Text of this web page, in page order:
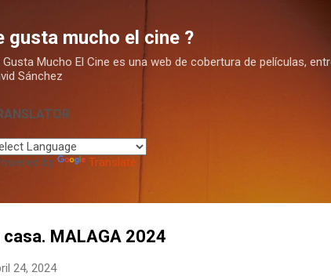
gusta mucho el cine ?
Gusta Mucho El Cine es una web de cobertura de películas,
Sánchez
by Translate
casa. MALAGA 2024
24, 2024